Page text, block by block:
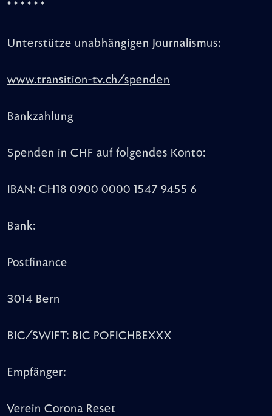
* * * * * *
Unterstütze unabhängigen Journalismus:
www.transition-tv.ch/spenden
Bankzahlung
Spenden in CHF auf folgendes Konto:
IBAN: CH18 0900 0000 1547 9455 6
Bank:
Postfinance
3014 Bern
BIC/SWIFT: BIC POFICHBEXXX
Empfänger:
Verein Corona Reset